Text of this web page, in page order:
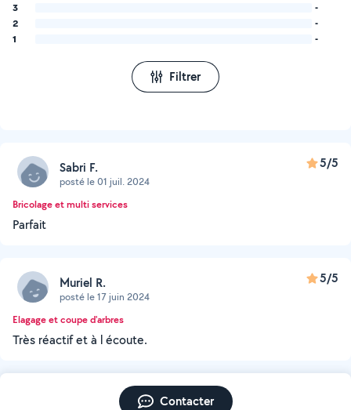
3
-
2
-
1
-
Filtrer
Sabri F.
posté le 01 juil. 2024
5/5
Bricolage et multi services
Parfait
Muriel R.
posté le 17 juin 2024
5/5
Elagage et coupe d'arbres
Très réactif et à l écoute.
Contacter